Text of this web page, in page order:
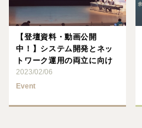
【登壇資料・動画公開
中！】システム開発とネッ
トワーク運用の両立に向け
た取り組みと課題＠
JANOG51･･･
2023/02/06
Event